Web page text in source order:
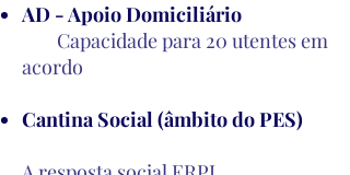
AD - Apoio Domiciliário
Capacidade para 20 utentes em
acordo​
Cantina Social (âmbito do PES)